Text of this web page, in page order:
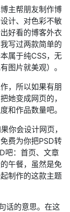
主帮朋友制作博
计、对色彩不敏
好看的博客外衣
写过两款简单的
属于纯CSS，无
图片就美观）。
，所以如果有朋
她变成网页的，
和作品数量吧。
你会设计网页，
费为你把PSD转
吧：首页、文章
午餐，虽然是免
制作的这款主题
话的意思。在这